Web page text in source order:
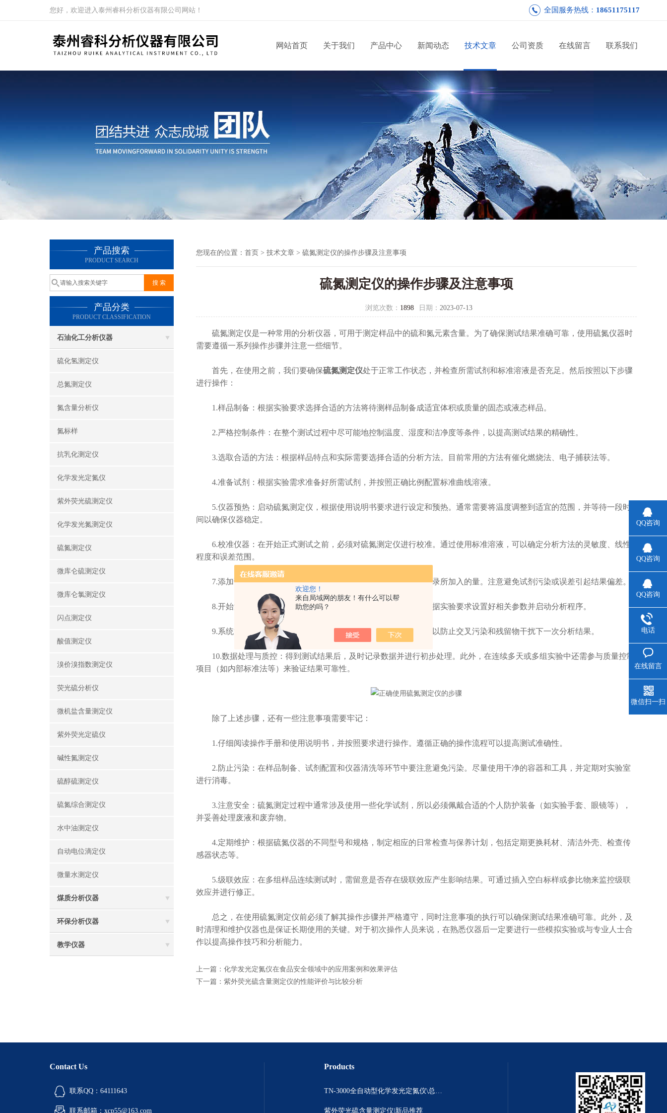
欢迎您！
来自局域网的朋友！有什么可以帮
助您的吗？
您好，欢迎进入泰州睿科分析仪器有限公司网站！ 全国服务热线： 18651175117
网站首页 关于我们 产品中心 新闻动态 技术文章 公司资质 在线留言 联系我们
产品搜索
PRODUCT SEARCH
产品分类
PRODUCT CLASSIFICATION
石油化工分析仪器
硫化氢测定仪
总氮测定仪
氮含量分析仪
氮标样
抗乳化测定仪
化学发光定氮仪
紫外荧光硫测定仪
化学发光氮测定仪
硫氮测定仪
微库仑硫测定仪
微库仑氯测定仪
闪点测定仪
酸值测定仪
溴价溴指数测定仪
荧光硫分析仪
微机盐含量测定仪
紫外荧光定硫仪
碱性氮测定仪
硫醇硫测定仪
硫氮综合测定仪
水中油测定仪
自动电位滴定仪
微量水测定仪
煤质分析仪器
环保分析仪器
教学仪器
您现在的位置： 首页 > 技术文章 > 硫氮测定仪的操作步骤及注意事项
硫氮测定仪的操作步骤及注意事项
浏览次数： 1898 日期： 2023-07-13
硫氮测定仪是一种常用的分析仪器，可用于测定样品中的硫和氮元素含量。为了确保测试结果准确可靠，使用硫氮仪器时
需要遵循一系列操作步骤并注意一些细节。
首先，在使用之前，我们要确保硫氮测定仪处于正常工作状态，并检查所需试剂和标准溶液是否充足。然后按照以下步骤
进行操作：
1.样品制备：根据实验要求选择合适的方法将待测样品制备成适宜体积或质量的固态或液态样品。
2.严格控制条件：在整个测试过程中尽可能地控制温度、湿度和洁净度等条件，以提高测试结果的精确性。
3.选取合适的方法：根据样品特点和实际需要选择合适的分析方法。目前常用的方法有催化燃烧法、电子捕获法等。
4.准备试剂：根据实验需求准备好所需试剂，并按照正确比例配置标准曲线溶液。
5.仪器预热：启动硫氮测定仪，根据使用说明书要求进行设定和预热。通常需要将温度调整到适宜的范围，并等待一段时
间以确保仪器稳定。
6.校准仪器：在开始正式测试之前，必须对硫氮测定仪进行校准。通过使用标准溶液，可以确定分析方法的灵敏度、线性
程度和误差范围。
7.添加试剂：按照操作手册指导，添加相应试剂到样品中，并记录所加入的量。注意避免试剂污染或误差引起结果偏差。
8.开始测试：将经过处理后的样品送入硫氮测定仪进行测试。根据实验要求设置好相关参数并启动分析程序。
9.系统清洗：每次完成一组实验后都需要对系统进行彻底清洗，以防止交叉污染和残留物干扰下一次分析结果。
10.数据处理与质控：得到测试结果后，及时记录数据并进行初步处理。此外，在连续多天或多组实验中还需参与质量控制
项目（如内部标准法等）来验证结果可靠性。
除了上述步骤，还有一些注意事项需要牢记：
1.仔细阅读操作手册和使用说明书，并按照要求进行操作。遵循正确的操作流程可以提高测试准确性。
2.防止污染：在样品制备、试剂配置和仪器清洗等环节中要注意避免污染。尽量使用干净的容器和工具，并定期对实验室
进行消毒。
3.注意安全：硫氮测定过程中通常涉及使用一些化学试剂，所以必须佩戴合适的个人防护装备（如实验手套、眼镜等），
并妥善处理废液和废弃物。
4.定期维护：根据硫氮仪器的不同型号和规格，制定相应的日常检查与保养计划，包括定期更换耗材、清洁外壳、检查传
感器状态等。
5.级联效应：在多组样品连续测试时，需留意是否存在级联效应产生影响结果。可通过插入空白标样或参比物来监控级联
效应并进行修正。
总之，在使用硫氮测定仪前必须了解其操作步骤并严格遵守，同时注意事项的执行可以确保测试结果准确可靠。此外，及
时清理和维护仪器也是保证长期使用的关键。对于初次操作人员来说，在熟悉仪器后一定要进行一些模拟实验或与专业人士合
作以提高操作技巧和分析能力。
上一篇： 化学发光定氮仪在食品安全领域中的应用案例和效果评估
下一篇： 紫外荧光硫含量测定仪的性能评价与比较分析
Contact Us
联系QQ：64111643
联系邮箱：xcp55@163.com
Products
TN-3000全自动型化学发光定氮仪\总氮测定\ 氮含量分析仪
紫外荧光硫含量测定仪|新品推荐
QQ咨询
QQ咨询
QQ咨询
电话
在线留言
微信扫一扫